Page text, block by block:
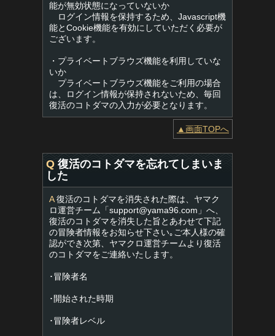
能が無効状態になっていないか
ログイン情報を保持するため、Javascript機
能とCookie機能を有効にしていただく必要が
ございます。
・プライベートブラウズ機能を利用していな
いか
プライベートブラウズ機能をご利用の場合
は、ログイン情報が保持されないため、毎回
復活のコトダマの入力が必要となります。
▲画面TOPへ
Q 復活のコトダマを忘れてしまいま
した
A復活のコトダマを消失された際は、ヤマク
ロ運営チーム「support@yama96.com 」へ、
復活のコトダマを消失した旨とあわせて下記
の冒険者情報をお知らせ下さい｡ご本人様の確
認ができ次第、ヤマクロ運営チームより復活
のコトダマをご連絡いたします。
･冒険者名
･開始された時期
･冒険者レベル